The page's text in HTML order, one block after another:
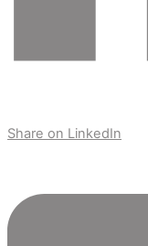
Share on LinkedIn